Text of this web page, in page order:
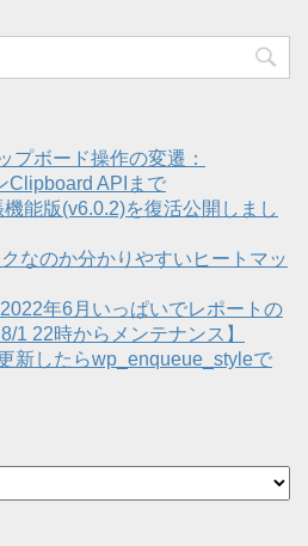
プボード操作の変遷：
Clipboard APIまで
能版(v6.0.2)を復活公開しまし
なのか分かりやすいヒートマッ
年6月いっぱいでレポートの
1 22時からメンテナンス】
新したらwp_enqueue_styleで